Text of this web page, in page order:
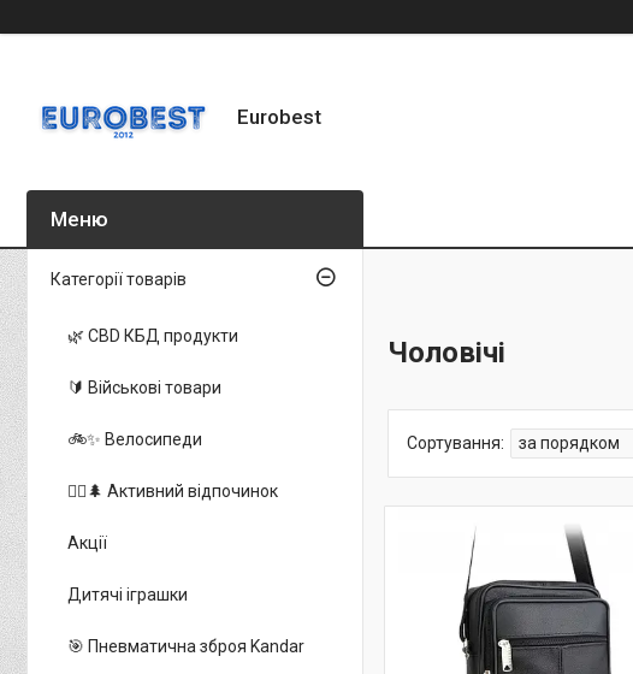
Eurobest
Чоловічі
Категорії товарів
🌿 CBD КБД продукти
🔰 Військові товари
🚲✨ Велосипеди
🚵‍♂️🌲 Активний відпочинок
Акції
Дитячі іграшки
🎯 Пневматична зброя Kandar